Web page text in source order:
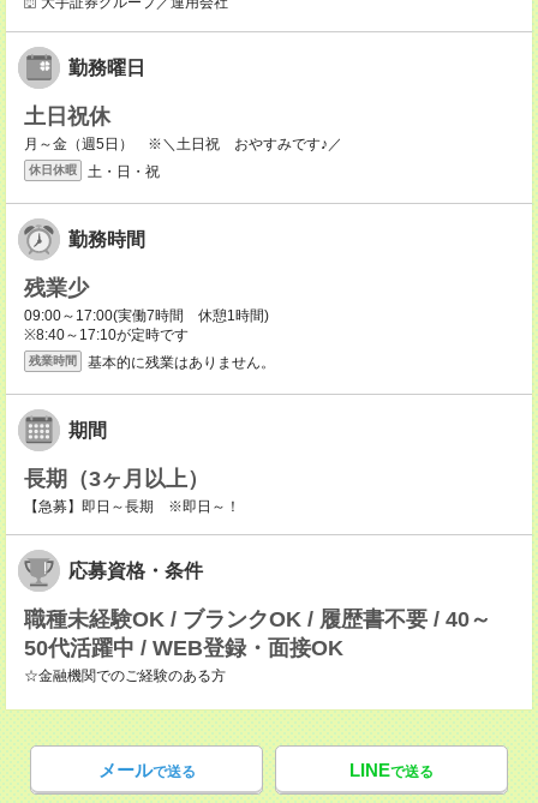
勤務曜日
土日祝休
月～金（週5日） ※＼土日祝 おやすみです♪／
休日休暇 土・日・祝
勤務時間
残業少
09:00～17:00(実働7時間 休憩1時間)
※8:40～17:10が定時です
残業時間 基本的に残業はありません。
期間
長期（3ヶ月以上）
【急募】即日～長期 ※即日～！
応募資格・条件
職種未経験OK / ブランクOK / 履歴書不要 / 40～
50代活躍中 / WEB登録・面接OK
☆金融機関でのご経験のある方
メールで送る LINEで送る